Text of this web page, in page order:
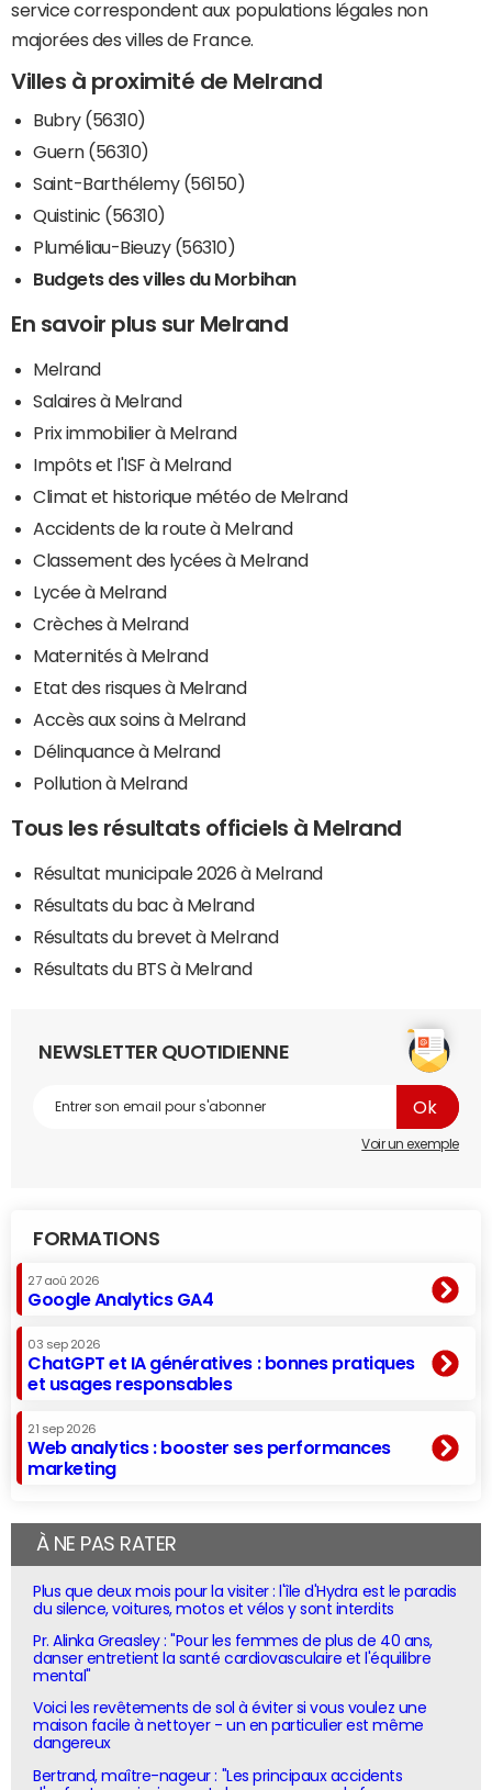
service correspondent aux populations légales non
majorées des villes de France.
Villes à proximité de Melrand
Bubry (56310)
Guern (56310)
Saint-Barthélemy (56150)
Quistinic (56310)
Pluméliau-Bieuzy (56310)
Budgets des villes du Morbihan
En savoir plus sur Melrand
Melrand
Salaires à Melrand
Prix immobilier à Melrand
Impôts et l'ISF à Melrand
Climat et historique météo de Melrand
Accidents de la route à Melrand
Classement des lycées à Melrand
Lycée à Melrand
Crèches à Melrand
Maternités à Melrand
Etat des risques à Melrand
Accès aux soins à Melrand
Délinquance à Melrand
Pollution à Melrand
Tous les résultats officiels à Melrand
Résultat municipale 2026 à Melrand
Résultats du bac à Melrand
Résultats du brevet à Melrand
Résultats du BTS à Melrand
NEWSLETTER QUOTIDIENNE
Voir un exemple
FORMATIONS
27 aoû 2026
Google Analytics GA4
03 sep 2026
ChatGPT et IA génératives : bonnes pratiques
et usages responsables
21 sep 2026
Web analytics : booster ses performances
marketing
À NE PAS RATER
Plus que deux mois pour la visiter : l'île d'Hydra est le paradis
du silence, voitures, motos et vélos y sont interdits
Pr. Alinka Greasley : "Pour les femmes de plus de 40 ans,
danser entretient la santé cardiovasculaire et l'équilibre
mental"
Voici les revêtements de sol à éviter si vous voulez une
maison facile à nettoyer - un en particulier est même
dangereux
Bertrand, maître-nageur : "Les principaux accidents